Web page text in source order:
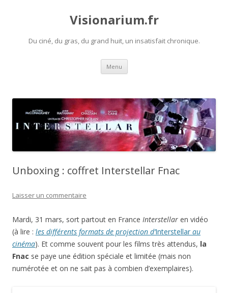
Visionarium.fr
Du ciné, du gras, du grand huit, un insatisfait chronique.
Menu Aller
contenu
Unboxing : coffret Interstellar Fnac
Laisser un commentaire
Mardi, 31 mars, sort partout en France Interstellar en vidéo
(à lire : les différents formats de projection d’Interstellar au
cinéma). Et comme souvent pour les films très attendus, la
Fnac se paye une édition spéciale et limitée (mais non
numérotée et on ne sait pas à combien d’exemplaires).